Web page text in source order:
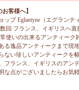
お客様へ】
ップ Eglantyne（エグランテ
回 フランス、イギリスへ直
使いの出来るアンティーク
る逸品アンティークまで現
ない珍しいアンティークを
フランス、イギリスのアン
な点がございましたらお気